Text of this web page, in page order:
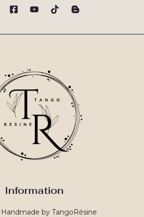
Information
by TangoRésine